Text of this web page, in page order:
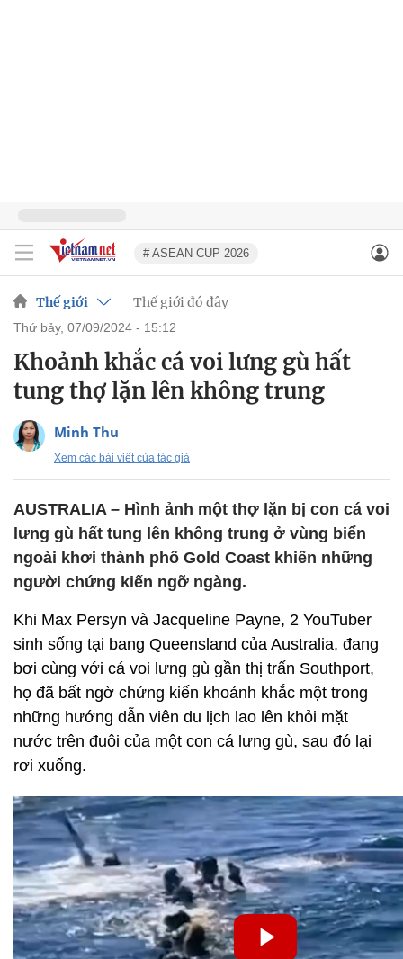
# ASEAN CUP 2026
Thế giới Thế giới đó đây
thứ bảy, 07/09/2024 - 15:12
Khoảnh khắc cá voi lưng gù hất
tung thợ lặn lên không trung
Minh Thu
Xem các bài viết của tác giả
AUSTRALIA – Hình ảnh một thợ lặn bị con cá voi
lưng gù hất tung lên không trung ở vùng biển
ngoài khơi thành phố Gold Coast khiến những
người chứng kiến ngỡ ngàng.
Khi Max Persyn và Jacqueline Payne, 2 YouTuber
sinh sống tại bang Queensland của Australia, đang
bơi cùng với cá voi lưng gù gần thị trấn Southport,
họ đã bất ngờ chứng kiến khoảnh khắc một trong
những hướng dẫn viên du lịch lao lên khỏi mặt
nước trên đuôi của một con cá lưng gù, sau đó lại
rơi xuống.